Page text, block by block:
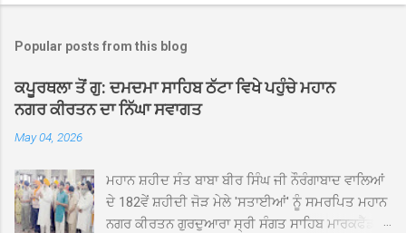
Popular posts from this blog
ਕਪੂਰਥਲਾ ਤੋਂ ਗੁ: ਦਮਦਮਾ ਸਾਹਿਬ ਠੱਟਾ ਵਿਖੇ ਪਹੁੰਚੇ ਮਹਾਨ
ਨਗਰ ਕੀਰਤਨ ਦਾ ਨਿੱਘਾ ਸਵਾਗਤ
May 04, 2026
ਮਹਾਨ ਸ਼ਹੀਦ ਸੰਤ ਬਾਬਾ ਬੀਰ ਸਿੰਘ ਜੀ ਨੌਰੰਗਾਬਾਦ ਵਾਲਿਆਂ
ਦੇ 182ਵੇਂ ਸ਼ਹੀਦੀ ਜੋੜ ਮੇਲੇ 'ਸਤਾਈਆਂ' ਨੂੰ ਸਮਰਪਿਤ ਮਹਾਨ
ਨਗਰ ਕੀਰਤਨ ਗੁਰਦੁਆਰਾ ਸ੍ਰੀ ਸੰਗਤ ਸਾਹਿਬ ਮਾਰਕਫੈੱਡ